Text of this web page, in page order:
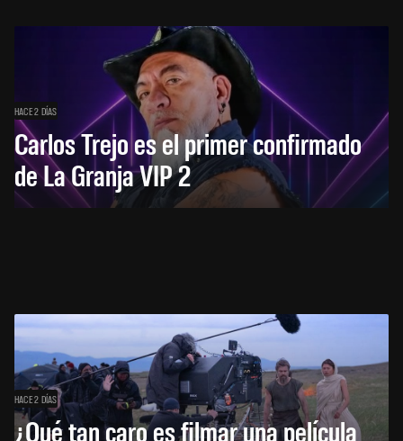
HACE 2 DÍAS
Carlos Trejo es el primer confirmado
de La Granja VIP 2
HACE 2 DÍAS
¿Qué tan caro es filmar una película